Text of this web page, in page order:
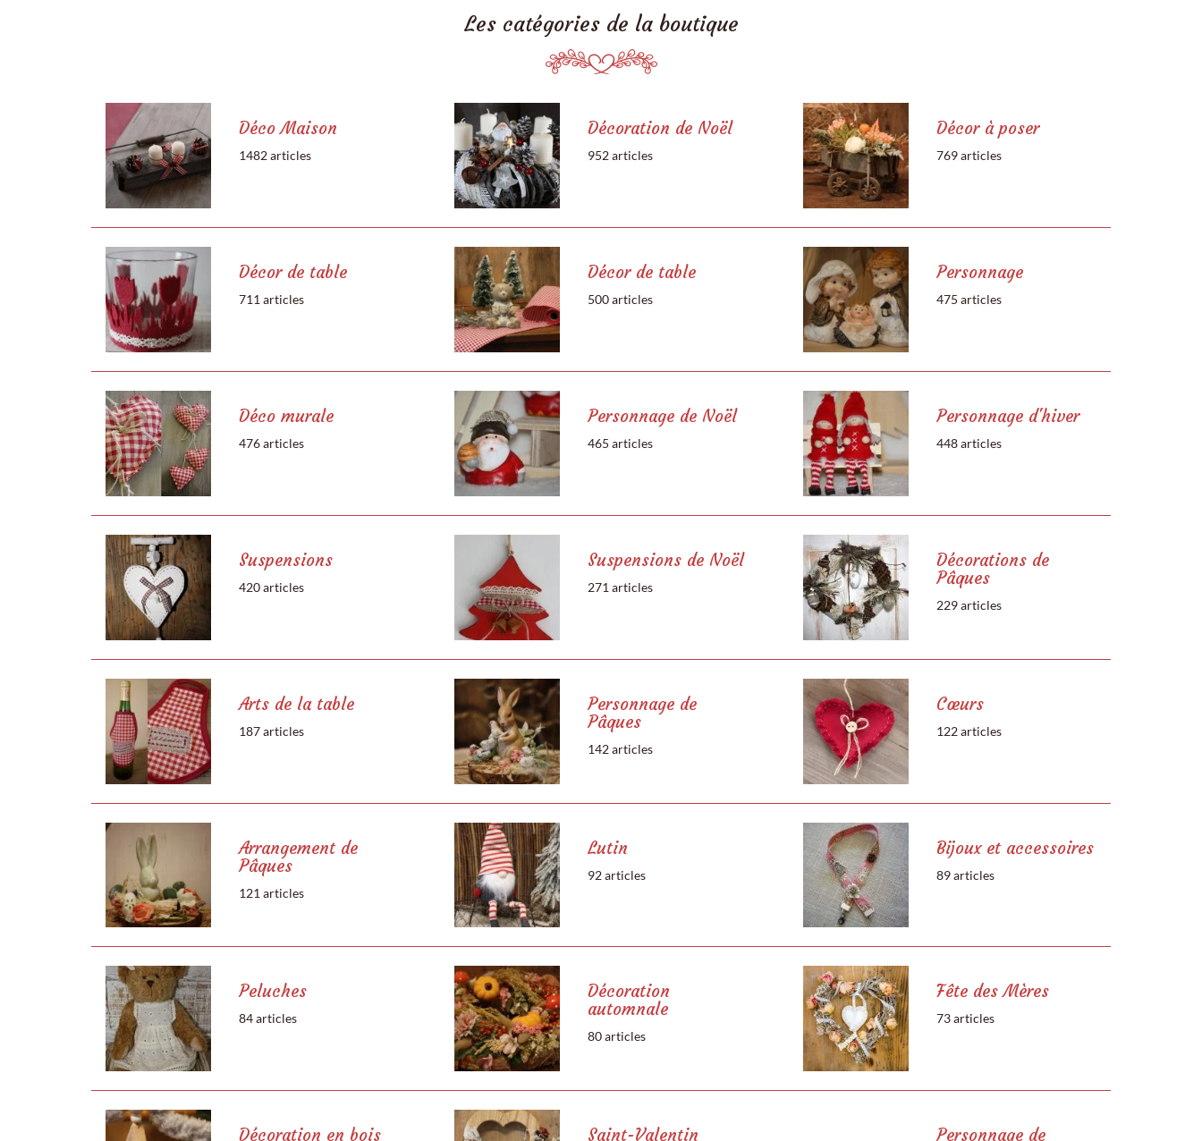
Les catégories de la boutique
Déco Maison
1482 articles
Décoration de Noël
952 articles
Décor à poser
769 articles
Décor de table
711 articles
Décor de table
500 articles
Personnage
475 articles
Déco murale
476 articles
Personnage de Noël
465 articles
Personnage d'hiver
448 articles
Suspensions
420 articles
Suspensions de Noël
271 articles
Décorations de
Pâques
229 articles
Arts de la table
187 articles
Personnage de
Pâques
142 articles
Cœurs
122 articles
Arrangement de
Pâques
121 articles
Lutin
92 articles
Bijoux et accessoires
89 articles
Peluches
84 articles
Décoration
automnale
80 articles
Fête des Mères
73 articles
Décoration en bois Saint-Valentin Personnage de